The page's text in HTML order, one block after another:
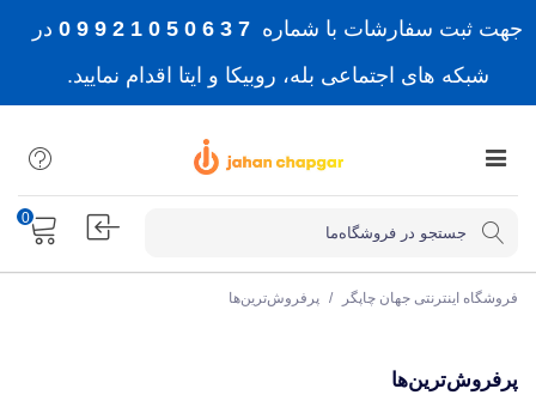
جهت ثبت سفارشات با شماره 7 3 6 0 5 0 1 2 9 9 0
در
شبکه های اجتماعی بله، روبیکا و ایتا اقدام نمایید.
0
فروشگاه اینترنتی جهان چاپگر / پرفروش‌ترین‌ها
پرفروش‌ترین‌ها